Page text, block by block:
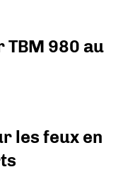
980 au
les feux en